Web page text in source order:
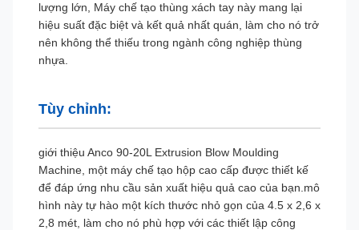
lượng lớn, Máy chế tạo thùng xách tay này mang lại
hiệu suất đặc biệt và kết quả nhất quán, làm cho nó trở
nên không thể thiếu trong ngành công nghiệp thùng
nhựa.
Tùy chỉnh:
giới thiệu Anco 90-20L Extrusion Blow Moulding
Machine, một máy chế tạo hộp cao cấp được thiết kế
để đáp ứng nhu cầu sản xuất hiệu quả cao của bạn.mô
hình này tự hào một kích thước nhỏ gọn của 4.5 x 2,6 x
2,8 mét, làm cho nó phù hợp với các thiết lập công